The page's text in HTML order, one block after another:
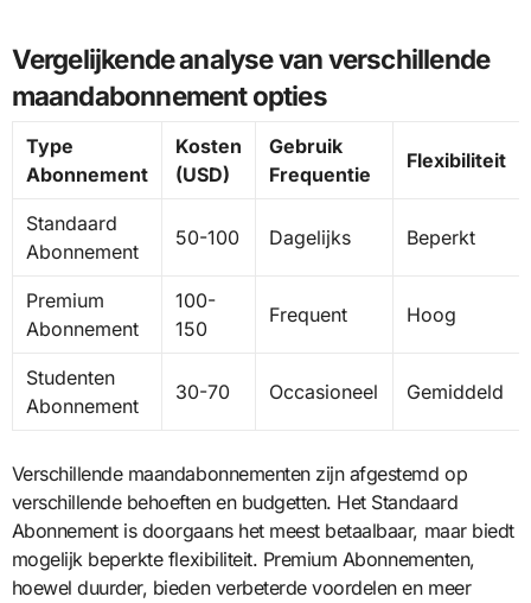
Vergelijkende analyse van verschillende
maandabonnement opties
Type
Abonnement
Kosten
(USD)
Gebruik
Frequentie
Flexibiliteit
Standaard
Abonnement
50-100 Dagelijks Beperkt
Premium
Abonnement
100-
150
Frequent Hoog
Studenten
Abonnement
30-70 Occasioneel Gemiddeld
Verschillende maandabonnementen zijn afgestemd op
verschillende behoeften en budgetten. Het Standaard
Abonnement is doorgaans het meest betaalbaar, maar biedt
mogelijk beperkte flexibiliteit. Premium Abonnementen,
hoewel duurder, bieden verbeterde voordelen en meer